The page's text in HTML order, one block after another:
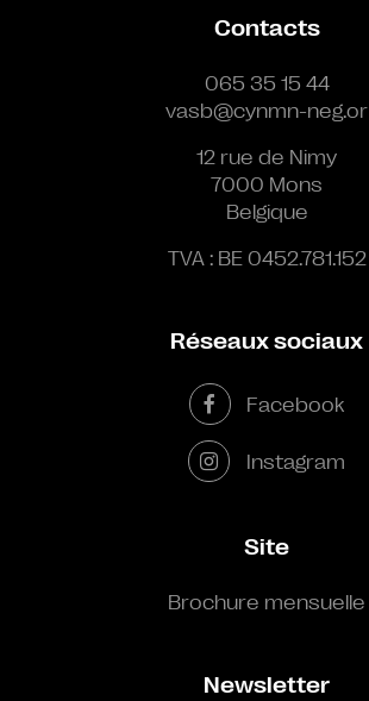
Contacts
065 35 15 44
vasb@cynmn-neg.or
12 rue de Nimy
7000 Mons
Belgique
TVA : BE 0452.781.152
Réseaux sociaux
Facebook
Instagram
Site
Brochure mensuelle
Newsletter